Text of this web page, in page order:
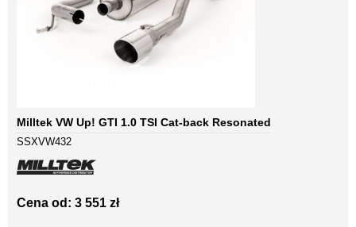
Milltek VW Up! GTI 1.0 TSI Cat-back Resonated
SSXVW432
Cena od: 3 551 zł